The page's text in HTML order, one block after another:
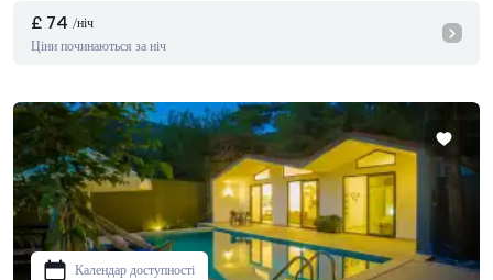
£ 74 /ніч
Ціни починаються за ніч
Календар доступності